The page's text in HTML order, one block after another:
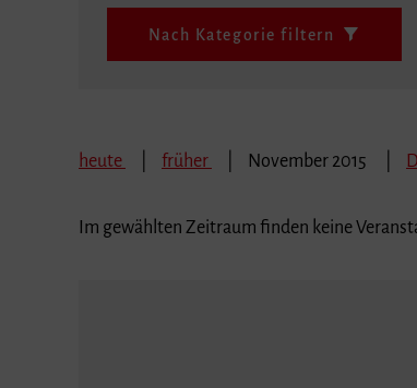
Nach Kategorie filtern
heute früher November 2015
Im gewählten Zeitraum finden keine